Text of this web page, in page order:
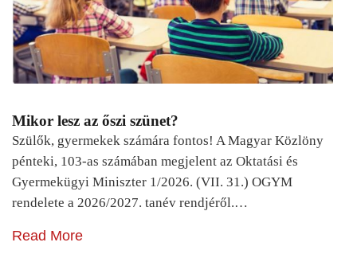
Mikor lesz az őszi szünet?
Szülők, gyermekek számára fontos! A Magyar Közlöny
pénteki, 103-as számában megjelent az Oktatási és
Gyermekügyi Miniszter 1/2026. (VII. 31.) OGYM
rendelete a 2026/2027. tanév rendjéről.…
Read More